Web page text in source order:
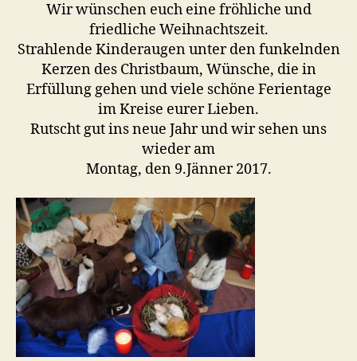
Wir wünschen euch eine fröhliche und
friedliche Weihnachtszeit.
Strahlende Kinderaugen unter den funkelnden
Kerzen des Christbaum, Wünsche, die in
Erfüllung gehen und viele schöne Ferientage
im Kreise eurer Lieben.
Rutscht gut ins neue Jahr und wir sehen uns
wieder am
Montag, den 9.Jänner 2017.